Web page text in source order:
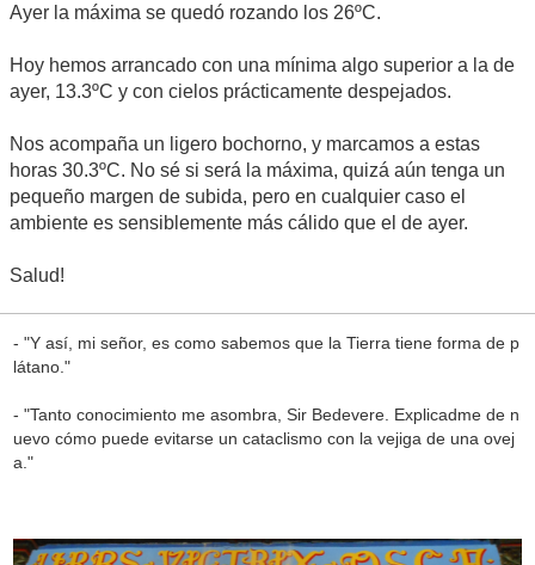
Ayer la máxima se quedó rozando los 26ºC.
Hoy hemos arrancado con una mínima algo superior a la de
ayer, 13.3ºC y con cielos prácticamente despejados.
Nos acompaña un ligero bochorno, y marcamos a estas
horas 30.3ºC. No sé si será la máxima, quizá aún tenga un
pequeño margen de subida, pero en cualquier caso el
ambiente es sensiblemente más cálido que el de ayer.
Salud!
- "Y así, mi señor, es como sabemos que la Tierra tiene forma de p
látano."
- "Tanto conocimiento me asombra, Sir Bedevere. Explicadme de n
uevo cómo puede evitarse un cataclismo con la vejiga de una ovej
a."